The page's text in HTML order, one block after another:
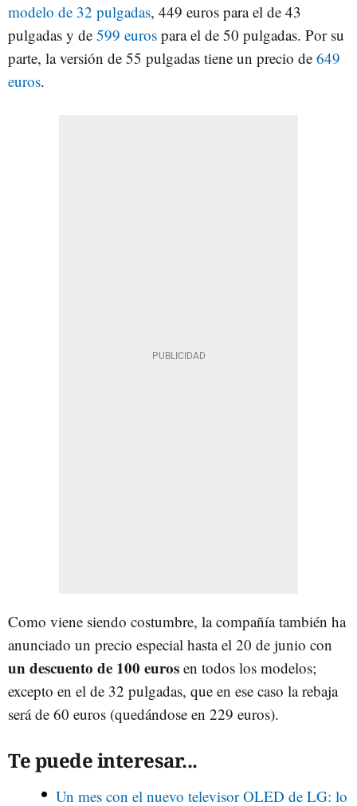
modelo de 32 pulgadas, 449 euros para el de 43
pulgadas y de 599 euros para el de 50 pulgadas. Por su
parte, la versión de 55 pulgadas tiene un precio de 649
euros.
Como viene siendo costumbre, la compañía también ha
anunciado un precio especial hasta el 20 de junio con
un descuento de 100 euros en todos los modelos;
excepto en el de 32 pulgadas, que en ese caso la rebaja
será de 60 euros (quedándose en 229 euros).
Te puede interesar...
Un mes con el nuevo televisor OLED de LG: lo